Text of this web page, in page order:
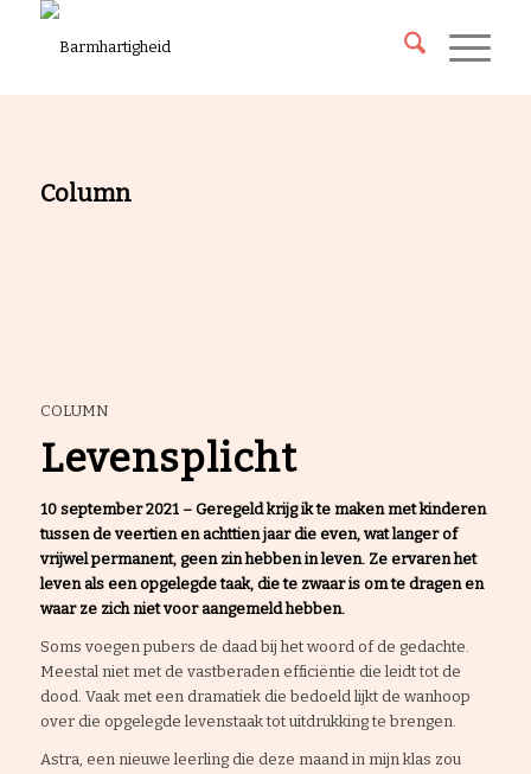
Column
COLUMN
Levensplicht
10 september 2021 – Geregeld krijg ik te maken met kinderen
tussen de veertien en achttien jaar die even, wat langer of
vrijwel permanent, geen zin hebben in leven. Ze ervaren het
leven als een opgelegde taak, die te zwaar is om te dragen en
waar ze zich niet voor aangemeld hebben.
Soms voegen pubers de daad bij het woord of de gedachte.
Meestal niet met de vastberaden efficiëntie die leidt tot de
dood. Vaak met een dramatiek die bedoeld lijkt de wanhoop
over die opgelegde levenstaak tot uitdrukking te brengen.
Astra, een nieuwe leerling die deze maand in mijn klas zou